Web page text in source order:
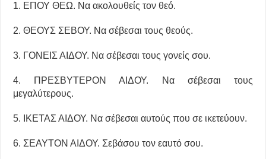
1. ΕΠΟΥ ΘΕΩ. Να ακολουθείς τον θεό.
2. ΘΕΟΥΣ ΣΕΒΟΥ. Να σέβεσαι τους θεούς.
3. ΓΟΝΕΙΣ ΑΙΔΟΥ. Να σέβεσαι τους γονείς σου.
4. ΠΡΕΣΒΥΤΕΡΟΝ ΑΙΔΟΥ. Να σέβεσαι τους
μεγαλύτερους.
5. ΙΚΕΤΑΣ ΑΙΔΟΥ. Να σέβεσαι αυτούς που σε ικετεύουν.
6. ΣΕΑΥΤΟΝ ΑΙΔΟΥ. Σεβάσου τον εαυτό σου.